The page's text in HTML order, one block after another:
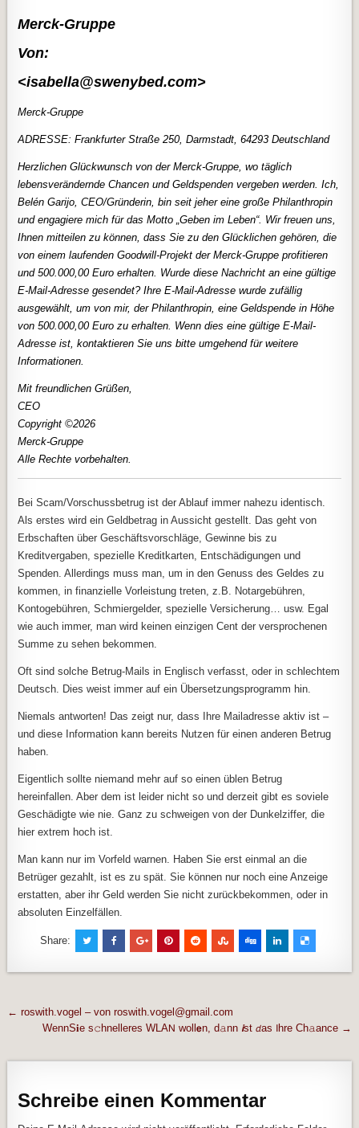
Merck-Gruppe
Von:
<isabella@swenybed.com>
Merck-Gruppe
ADRESSE: Frankfurter Straße 250, Darmstadt, 64293 Deutschland
Herzlichen Glückwunsch von der Merck-Gruppe, wo täglich
lebensverändernde Chancen und Geldspenden vergeben werden. Ich,
Belén Garijo, CEO/Gründerin, bin seit jeher eine große Philanthropin
und engagiere mich für das Motto „Geben im Leben“. Wir freuen uns,
Ihnen mitteilen zu können, dass Sie zu den Glücklichen gehören, die
von einem laufenden Goodwill-Projekt der Merck-Gruppe profitieren
und 500.000,00 Euro erhalten. Wurde diese Nachricht an eine gültige
E-Mail-Adresse gesendet? Ihre E-Mail-Adresse wurde zufällig
ausgewählt, um von mir, der Philanthropin, eine Geldspende in Höhe
von 500.000,00 Euro zu erhalten. Wenn dies eine gültige E-Mail-
Adresse ist, kontaktieren Sie uns bitte umgehend für weitere
Informationen.
Mit freundlichen Grüßen,
CEO
Copyright ©2026
Merck-Gruppe
Alle Rechte vorbehalten.
Bei Scam/Vorschussbetrug ist der Ablauf immer nahezu identisch.
Als erstes wird ein Geldbetrag in Aussicht gestellt. Das geht von
Erbschaften über Geschäftsvorschläge, Gewinne bis zu
Kreditvergaben, spezielle Kreditkarten, Entschädigungen und
Spenden. Allerdings muss man, um in den Genuss des Geldes zu
kommen, in finanzielle Vorleistung treten, z.B. Notargebühren,
Kontogebühren, Schmiergelder, spezielle Versicherung… usw. Egal
wie auch immer, man wird keinen einzigen Cent der versprochenen
Summe zu sehen bekommen.
Oft sind solche Betrug-Mails in Englisch verfasst, oder in schlechtem
Deutsch. Dies weist immer auf ein Übersetzungsprogramm hin.
Niemals antworten! Das zeigt nur, dass Ihre Mailadresse aktiv ist –
und diese Information kann bereits Nutzen für einen anderen Betrug
haben.
Eigentlich sollte niemand mehr auf so einen üblen Betrug
hereinfallen. Aber dem ist leider nicht so und derzeit gibt es soviele
Geschädigte wie nie. Ganz zu schweigen von der Dunkelziffer, die
hier extrem hoch ist.
Man kann nur im Vorfeld warnen. Haben Sie erst einmal an die
Betrüger gezahlt, ist es zu spät. Sie können nur noch eine Anzeige
erstatten, aber ihr Geld werden Sie nicht zurückbekommen, oder in
absoluten Einzelfällen.
Share:
Beitragsnavigation
← roswith.vogel – von roswith.vogel@gmail.com
WennS𝐢e s𝚌hnelleres WLA𝖭 woll𝗲n, d𝚊nn 𝙞st 𝘥as 𝖨hre Ch𝚊ance →
Schreibe einen Kommentar